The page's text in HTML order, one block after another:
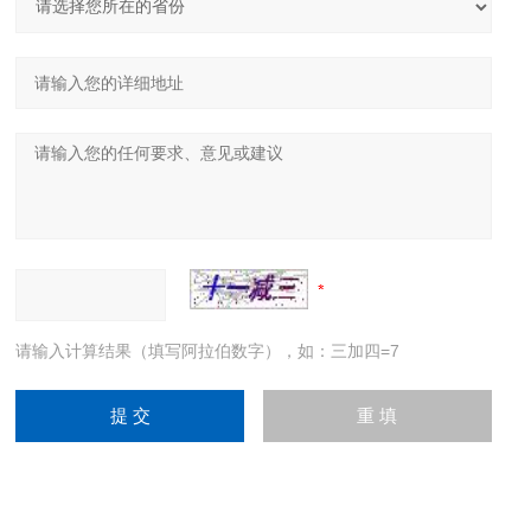
请输入计算结果（填写阿拉伯数字），如：三加四=7